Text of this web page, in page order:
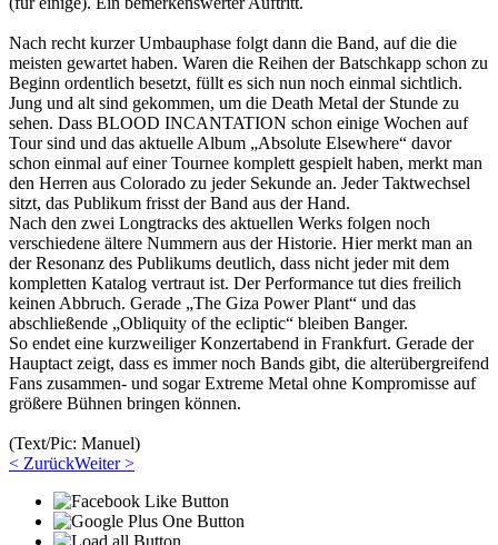
Nach recht kurzer Umbauphase folgt dann die Band, auf die die
meisten gewartet haben. Waren die Reihen der Batschkapp schon zu
Beginn ordentlich besetzt, füllt es sich nun noch einmal sichtlich.
Jung und alt sind gekommen, um die Death Metal der Stunde zu
sehen. Dass BLOOD INCANTATION schon einige Wochen auf
Tour sind und das aktuelle Album „Absolute Elsewhere“ davor
schon einmal auf einer Tournee komplett gespielt haben, merkt man
den Herren aus Colorado zu jeder Sekunde an. Jeder Taktwechsel
sitzt, das Publikum frisst der Band aus der Hand.
Nach den zwei Longtracks des aktuellen Werks folgen noch
verschiedene ältere Nummern aus der Historie. Hier merkt man an
der Resonanz des Publikums deutlich, dass nicht jeder mit dem
kompletten Katalog vertraut ist. Der Performance tut dies freilich
keinen Abbruch. Gerade „The Giza Power Plant“ und das
abschließende „Obliquity of the ecliptic“ bleiben Banger.
So endet eine kurzweiliger Konzertabend in Frankfurt. Gerade der
Hauptact zeigt, dass es immer noch Bands gibt, die alterübergreifend
Fans zusammen- und sogar Extreme Metal ohne Kompromisse auf
größere Bühnen bringen können.
(Text/Pic: Manuel)
< ZurückWeiter >